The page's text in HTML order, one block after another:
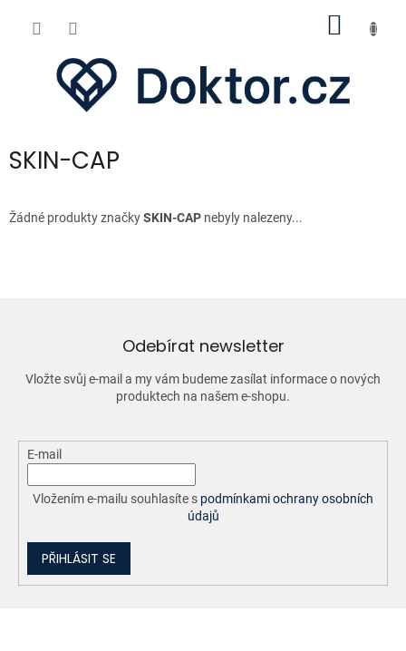
SKIN-CAP
Žádné produkty značkySKIN-CAP nebyly nalezeny...
Odebírat newsletter
Vložte svůj e-mail a my vám budeme zasílat informace o nových
produktech na našem e-shopu.
E-mail
Vložením e-mailu souhlasíte s podmínkami ochrany osobních
údajů
PŘIHLÁSIT SE